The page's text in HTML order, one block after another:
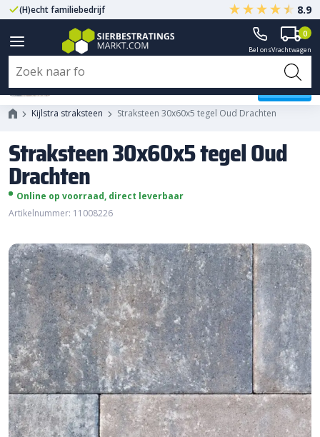
(H)echt familiebedrijf Gegarandeerd A-kwaliteit
8.9
Bel onsVrachtwagen
0
Kijlstra straksteen Straksteen 30x60x5 tegel Oud Drachten
Straksteen 30x60x5 tegel Oud
Drachten
Online op voorraad, direct leverbaar
Artikelnummer: 11008226
Straksteen 30x60x5 tegel Oud
Drachten